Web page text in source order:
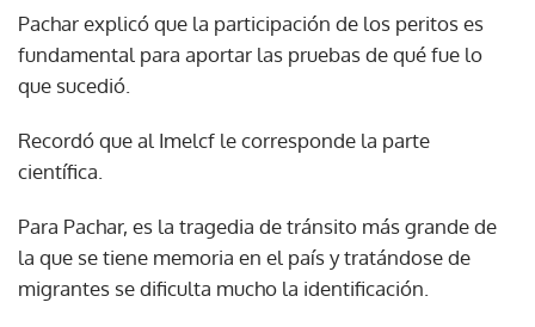
Pachar explicó que la participación de los peritos es
fundamental para aportar las pruebas de qué fue lo
que sucedió.
Recordó que al Imelcf le corresponde la parte
científica.
Para Pachar, es la tragedia de tránsito más grande de
la que se tiene memoria en el país y tratándose de
migrantes se dificulta mucho la identificación.